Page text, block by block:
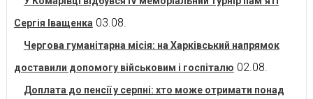
Сергія Іващенка 03.08.
Чергова гуманітарна місія: на Харківський напрямок
доставили допомогу військовим і госпіталю 02.08.
Доплата до пенсії у серпні: хто може отримати понад